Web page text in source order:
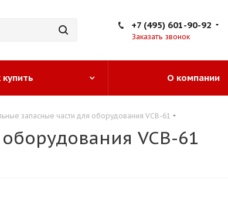
+7 (495) 601-90-92
Заказать звонок
купить О компании
запасные части для оборудования VCB-61
VCB-61